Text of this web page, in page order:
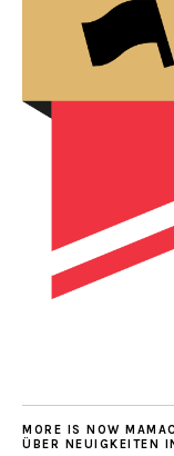
MORE IS NOW
ÜBER NEUIGKEITEN